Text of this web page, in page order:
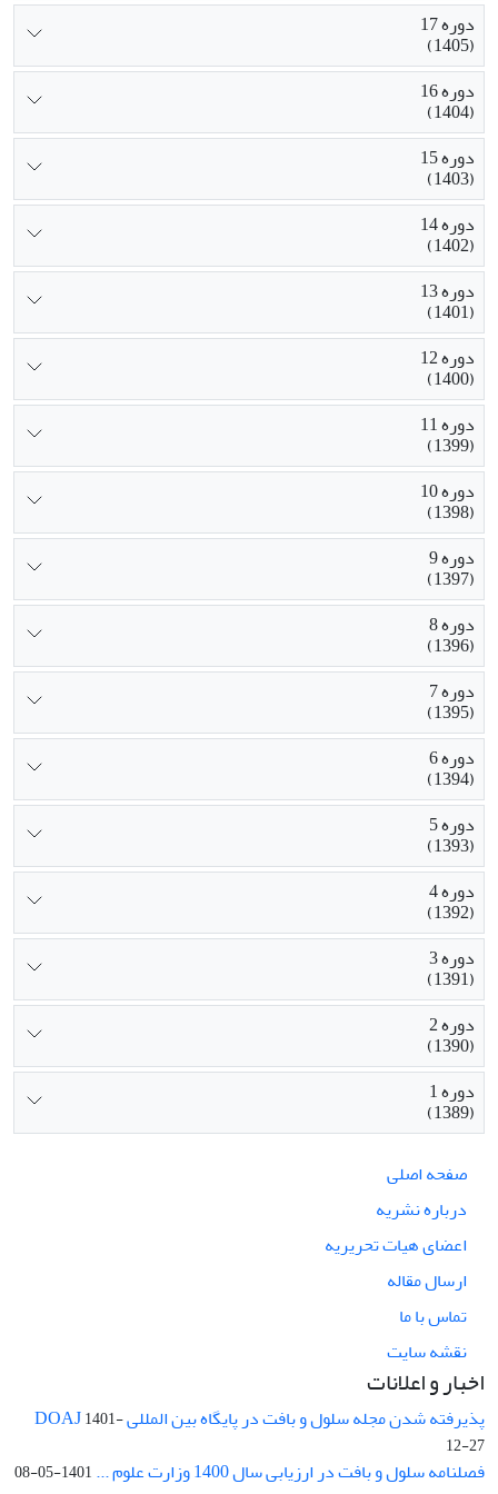
دوره 17
(1405)
دوره 16
(1404)
دوره 15
(1403)
دوره 14
(1402)
دوره 13
(1401)
دوره 12
(1400)
دوره 11
(1399)
دوره 10
(1398)
دوره 9
(1397)
دوره 8
(1396)
دوره 7
(1395)
دوره 6
(1394)
دوره 5
(1393)
دوره 4
(1392)
دوره 3
(1391)
دوره 2
(1390)
دوره 1
(1389)
صفحه اصلی
درباره نشریه
اعضای هیات تحریریه
ارسال مقاله
تماس با ما
نقشه سایت
اخبار و اعلانات
پذیرفته شدن مجله سلول و بافت در پایگاه بین المللی DOAJ1401-
12-27
فصلنامه سلول و بافت در ارزیابی سال 1400 وزارت علوم ... 1401-05-08